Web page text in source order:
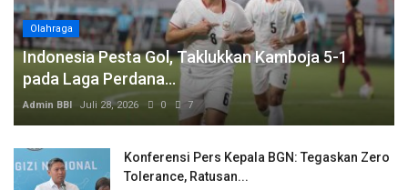
Olahraga
Indonesia Pesta Gol, Taklukkan Kamboja 5-1
pada Laga Perdana...
Admin BBI Juli 28, 2026 0 7
Konferensi Pers Kepala BGN: Tegaskan Zero
Tolerance, Ratusan...